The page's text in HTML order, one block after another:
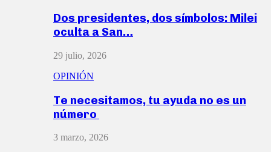
Dos presidentes, dos símbolos: Milei
oculta a San…
29 julio, 2026
OPINIÓN
Te necesitamos, tu ayuda no es un
número
3 marzo, 2026